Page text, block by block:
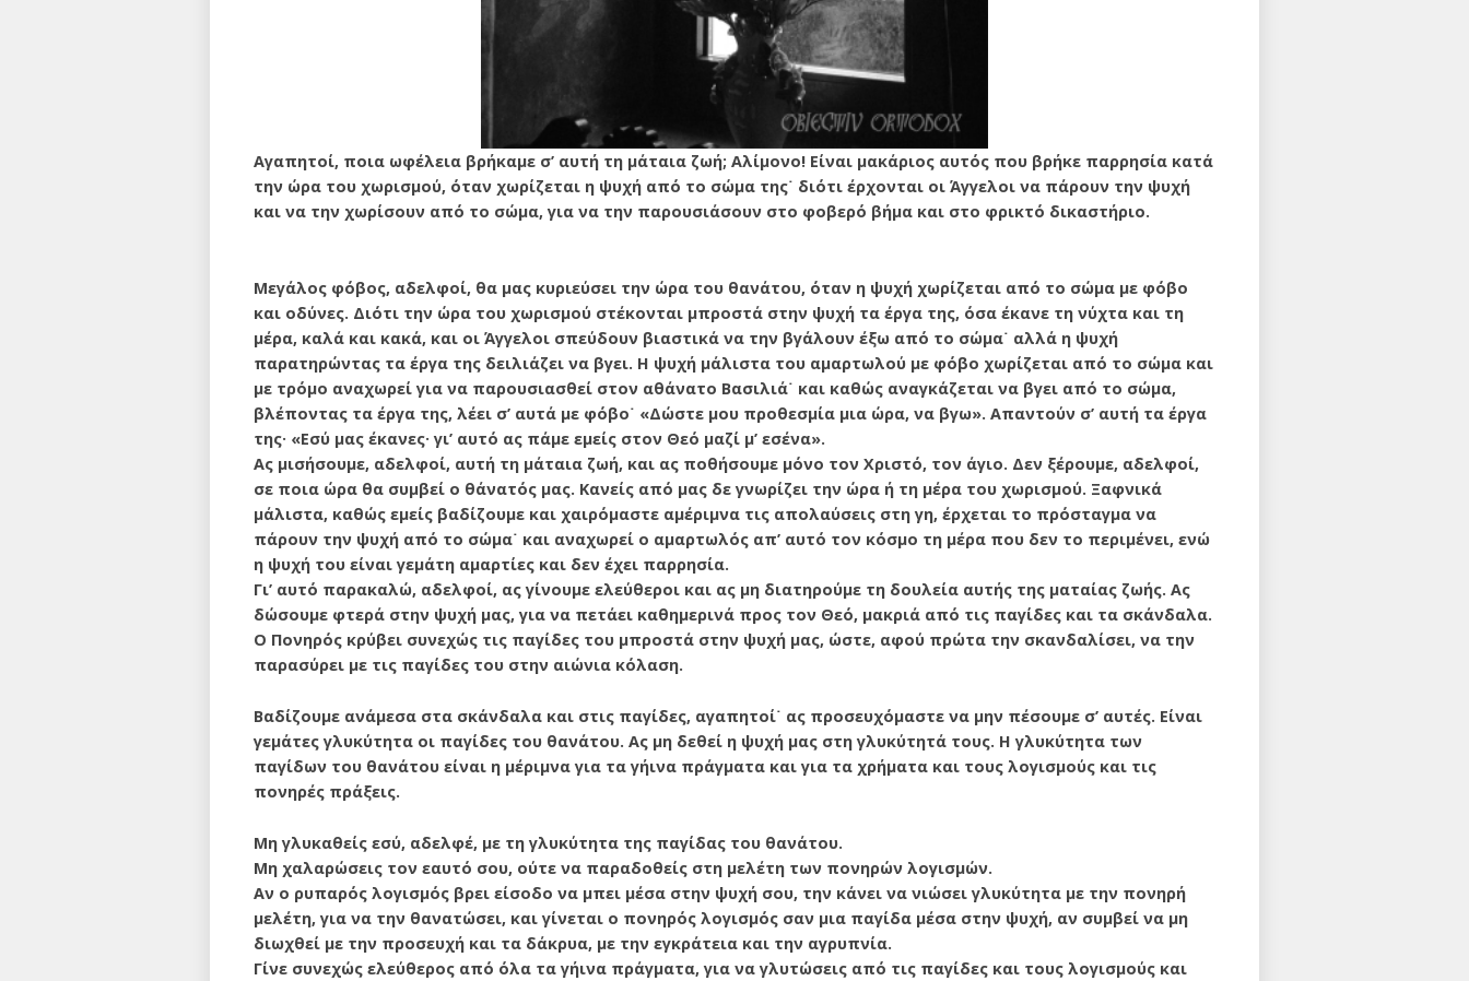
Αγαπητοί, ποια ωφέλεια βρήκαμε σ’ αυτή τη μάταια ζωή; Αλίμονο! Είναι μακάριος αυτός που βρήκε παρρησία κατά
την ώρα του χωρισμού, όταν χωρίζεται η ψυχή από το σώμα της˙ διότι έρ­χονται οι Άγγελοι να πάρουν την ψυχή
και να την χωρίσουν από το σώμα, για να την παρουσιάσουν στο φοβερό βήμα και στο φρικτό δι­καστήριο.
Μεγάλος φόβος, αδελφοί, θα μας κυριεύσει την ώρα του θανά­του, όταν η ψυχή χωρίζεται από το σώμα με φόβο
και οδύνες. Διότι την ώρα του χωρισμού στέκονται μπροστά στην ψυχή τα έργα της, όσα έκανε τη νύχτα και τη
μέρα, καλά και κακά, και οι Άγγελοι σπεύδουν βιαστικά να την βγάλουν έξω από το σώμα˙ αλλά η ψυχή
παρατηρώντας τα έργα της δειλιάζει να βγει. Η ψυχή μάλιστα του αμαρτωλού με φόβο χωρίζεται από το σώμα και
με τρόμο αναχωρεί για να παρουσιασθεί στον αθάνατο Βασιλιά˙ και καθώς αναγκάζεται να βγει από το σώμα,
βλέποντας τα έργα της, λέει σ’ αυτά με φόβο˙ «Δώστε μου προθεσμία μια ώρα, να βγω». Απαντούν σ’ αυτή τα έργα
της· «Εσύ μας έκανες· γι’ αυτό ας πάμε εμείς στον Θεό μαζί μ’ εσένα».
Ας μισήσουμε, αδελφοί, αυτή τη μάταια ζωή, και ας ποθήσου­με μόνο τον Χριστό, τον άγιο. Δεν ξέρουμε, αδελφοί,
σε ποια ώρα θα συμβεί ο θάνατός μας. Κανείς από μας δε γνωρίζει την ώρα ή τη μέρα του χωρισμού. Ξαφνικά
μάλιστα, καθώς εμείς βαδίζουμε και χαιρόμαστε αμέριμνα τις απολαύσεις στη γη, έρχεται το πρόσταγμα να
πάρουν την ψυχή από το σώμα˙ και αναχωρεί ο αμαρτωλός απ’ αυτό τον κόσμο τη μέρα που δεν το περιμένει, ενώ
η ψυχή του είναι γεμάτη αμαρτίες και δεν έχει παρρησία.
Γι’ αυτό παρακαλώ, αδελ­φοί, ας γίνουμε ελεύθεροι και ας μη διατηρούμε τη δουλεία αυτής της ματαίας ζωής. Ας
δώσουμε φτερά στην ψυχή μας, για να πετά­ει καθημερινά προς τον Θεό, μακριά από τις παγίδες και τα σκάνδα­λα.
Ο Πονηρός κρύβει συνεχώς τις παγίδες του μπροστά στην ψυχή μας, ώστε, αφού πρώτα την σκανδαλίσει, να την
παρασύρει με τις παγίδες του στην αιώνια κόλαση.
Βαδίζουμε ανάμεσα στα σκάνδαλα και στις παγίδες, αγαπητοί˙ ας προσευχόμαστε να μην πέσουμε σ’ αυτές. Είναι
γεμάτες γλυκύτη­τα οι παγίδες του θανάτου. Ας μη δεθεί η ψυχή μας στη γλυκύτητά τους. Η γλυκύτητα των
παγίδων του θανάτου είναι η μέριμνα για τα γήινα πράγματα και για τα χρήματα και τους λογισμούς και τις
πονηρές πράξεις.
Μη γλυκαθείς εσύ, αδελφέ, με τη γλυκύτητα της παγίδας του θανάτου.
Μη χαλαρώσεις τον εαυτό σου, ούτε να παρα­δοθείς στη μελέτη των πονηρών λογισμών.
Αν ο ρυπαρός λογισμός βρει είσοδο να μπει μέσα στην ψυχή σου, την κάνει να νιώσει γλυκύ­τητα με την πονηρή
μελέτη, για να την θανατώσει, και γίνεται ο πονηρός λογισμός σαν μια παγίδα μέσα στην ψυχή, αν συμβεί να μη
διωχθεί με την προσευχή και τα δάκρυα, με την εγκράτεια και την αγρυπνία.
Γίνε συνεχώς ελεύθερος από όλα τα γήινα πράγματα, για να γλυτώσεις από τις παγίδες και τους λογισμούς και